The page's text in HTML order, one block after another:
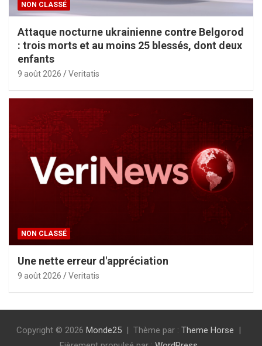
NON CLASSÉ
Attaque nocturne ukrainienne contre Belgorod
: trois morts et au moins 25 blessés, dont deux
enfants
9 août 2026 Veritatis
NON CLASSÉ
Une nette erreur d'appréciation
9 août 2026 Veritatis
Copyright © 2026 Monde25 Thème par : Theme Horse